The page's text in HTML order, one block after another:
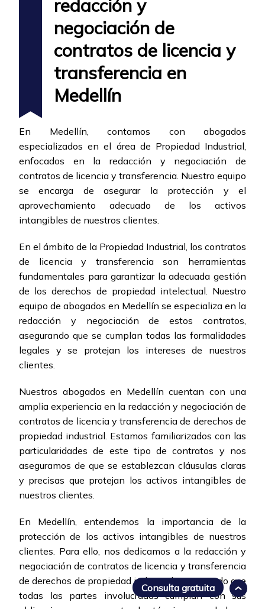
redacción y
negociación de
contratos de licencia y
transferencia en
Medellín
En Medellín, contamos con abogados
especializados en el área de Propiedad Industrial,
enfocados en la redacción y negociación de
contratos de licencia y transferencia. Nuestro equipo
se encarga de asegurar la protección y el
aprovechamiento adecuado de los activos
intangibles de nuestros clientes.
En el ámbito de la Propiedad Industrial, los contratos
de licencia y transferencia son herramientas
fundamentales para garantizar la adecuada gestión
de los derechos de propiedad intelectual. Nuestro
equipo de abogados en Medellín se especializa en la
redacción y negociación de estos contratos,
asegurando que se cumplan todas las formalidades
legales y se protejan los intereses de nuestros
clientes.
Nuestros abogados en Medellín cuentan con una
amplia experiencia en la redacción y negociación de
contratos de licencia y transferencia de derechos de
propiedad industrial. Estamos familiarizados con las
particularidades de este tipo de contratos y nos
aseguramos de que se establezcan cláusulas claras
y precisas que protejan los activos intangibles de
nuestros clientes.
En Medellín, entendemos la importancia de la
protección de los activos intangibles de nuestros
clientes. Para ello, nos dedicamos a la redacción y
negociación de contratos de licencia y transferencia
de derechos de propiedad industrial, asegurando que
todas las partes involucradas cumplan con sus
Consulta gratuita